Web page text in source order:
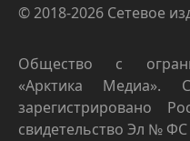
© 2018-2026 Сетевое
Общество с
«Арктика Медиа».
зарегистрировано
свидетельство Эл № ФС